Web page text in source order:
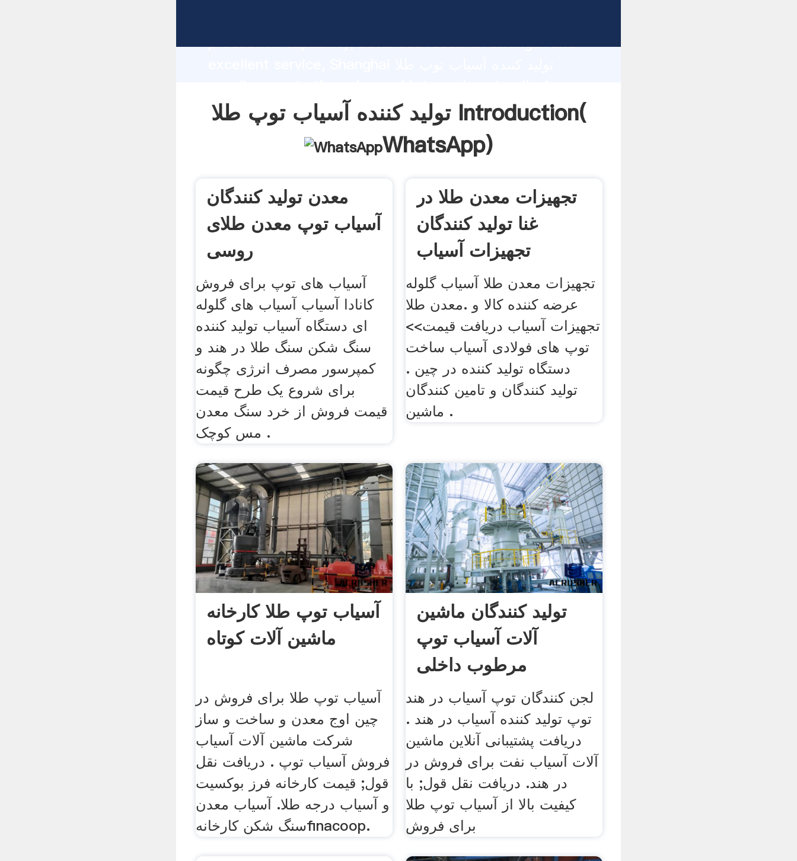
production capability, advanced research strength and
customers.
تولید کننده آسیاب توپ طلا Introduction(
WhatsApp)
معدن تولید کنندگان
آسیاب توپ معدن طلای
روسی
آسیاب های توپ برای فروش
کانادا آسیاب آسیاب های گلوله
ای دستگاه آسیاب تولید کننده
سنگ شکن سنگ طلا در هند و
کمپرسور مصرف انرژی چگونه
برای شروع یک طرح قیمت
قیمت فروش از خرد سنگ معدن
مس کوچک .
تجهیزات معدن طلا در
غنا تولید کنندگان
تجهیزات آسیاب
تجهیزات معدن طلا آسیاب گلوله
عرضه کننده کالا و .معدن طلا
تجهیزات آسیاب دریافت قیمت>>
توپ های فولادی آسیاب ساخت
دستگاه تولید کننده در چین .
تولید کنندگان و تامین کنندگان
ماشین .
آسیاب توپ طلا کارخانه
ماشین آلات کوتاه
آسیاب توپ طلا برای فروش در
چین اوج معدن و ساخت و ساز
شرکت ماشین آلات آسیاب
فروش آسیاب توپ . دریافت نقل
قول; قیمت کارخانه فرز بوکسیت
و آسیاب درجه طلا. آسیاب معدن
سنگ شکن کارخانهfinacoop.
تولید کنندگان ماشین
آلات آسیاب توپ
مرطوب داخلی
لجن کنندگان توپ آسیاب در هند
توپ تولید کننده آسیاب در هند .
دریافت پشتیبانی آنلاین ماشین
آلات آسیاب نفت برای فروش در
در هند. دریافت نقل قول; با
کیفیت بالا از آسیاب توپ طلا
برای فروش